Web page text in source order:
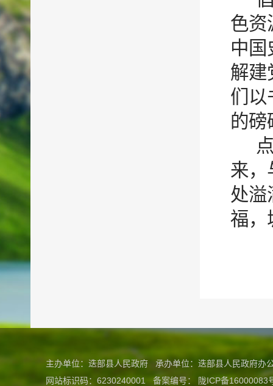
色资
中
解建
们以
的磅
来，
处溢
福，
主办单位：迭部县人民政府 承办单位：迭部县人民政府
网站标识码：6230240001
备案编号： 陇ICP备16000083